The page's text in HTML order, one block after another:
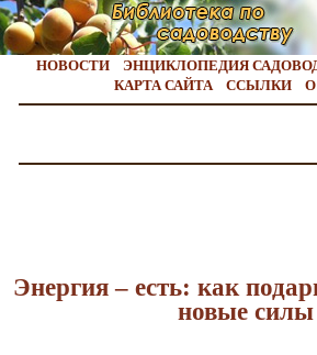
НОВОСТИ ЭНЦИКЛОПЕДИЯ
КАРТА САЙТА
ССЫЛКИ О
Энергия – есть: как
новые силы